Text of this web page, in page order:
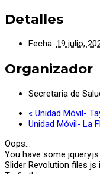
Detalles
Fecha: 19 julio,
Organizador
Secretaria de
« Unidad Móvil-
Unidad Móvil- La
Oops...
You have some
Slider Revolution files js